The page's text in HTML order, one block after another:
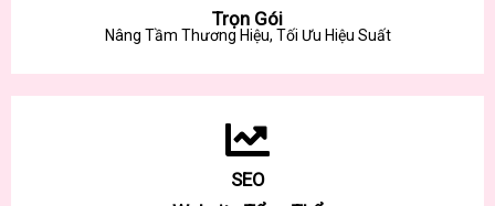
Trọn Gói
Nâng Tầm Thương Hiệu, Tối Ưu Hiệu Suất
SEO